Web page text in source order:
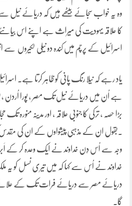
وہ یہ خواب سجائے بیٹھے ہیں کہ دریائے
کا علاقہ یہودیت کی میراث ہے اپنے اس بیانئے
اسرائیل کے پرچم میں کندہ دو نیلی لکیروں سے
یاد رہے کہ نیلا رنگ پانی کو ظاہر کرتا ہے۔
ہے اُن میں دریائے نیل تک مصر ، پورا اُردن ،
بڑا حصّہ ، ترکی کا جنوبی علاقہ ، اور مدینہ منورہ تک
۔بقول ان کے مذہبی پیشواوں کے ان کی مقدس
وجہ سے اُس دِن خداوند نے ایک وعدہ کر کے
خداوند نے اُس سے کہا کہ میں تیری نسل کو یہ
دریائے مصر سے دریائے فرات تک کے